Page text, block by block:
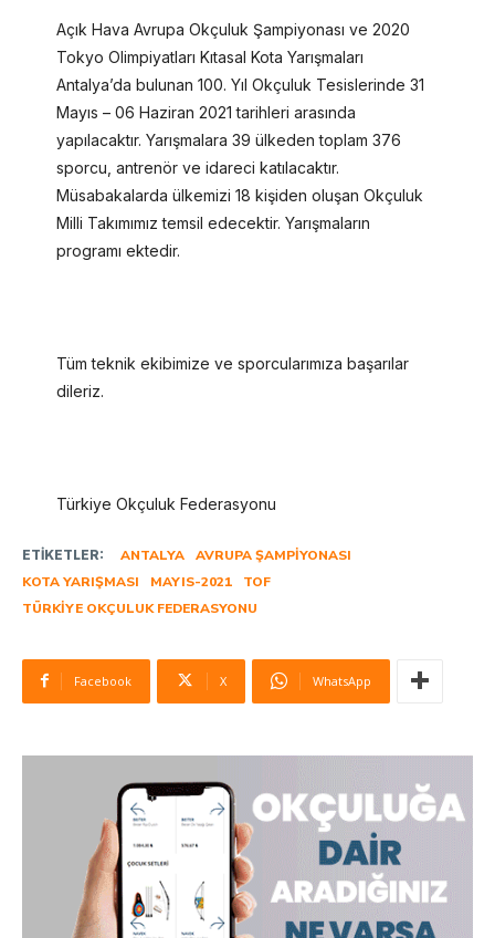
Açık Hava Avrupa Okçuluk Şampiyonası ve 2020
Tokyo Olimpiyatları Kıtasal Kota Yarışmaları
Antalya’da bulunan 100. Yıl Okçuluk Tesislerinde 31
Mayıs – 06 Haziran 2021 tarihleri arasında
yapılacaktır. Yarışmalara 39 ülkeden toplam 376
sporcu, antrenör ve idareci katılacaktır.
Müsabakalarda ülkemizi 18 kişiden oluşan Okçuluk
Milli Takımımız temsil edecektir. Yarışmaların
programı ektedir.
Tüm teknik ekibimize ve sporcularımıza başarılar
dileriz.
Türkiye Okçuluk Federasyonu
ETIKETLER: ANTALYA
AVRUPA ŞAMPIYONASI
KOTA YARIŞMASI
MAYIS-2021
TOF
TÜRKIYE OKÇULUK FEDERASYONU
Facebook X WhatsApp